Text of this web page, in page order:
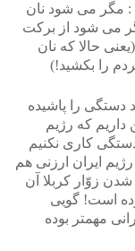
: مگر می شود نان
می شود از برکت
حالا که نان
را بکشید!)
دستگی را پاشیده
داریم که رژیم
کاری نکنیم
ایران ارزنی هم
زوّار کربلا آن
است! گویی
شدن اردبیلی از مرگ قریب ۱۰۰ ایرانی مهمتر بوده